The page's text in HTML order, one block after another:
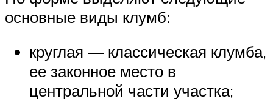
основные виды клумб:
круглая — классическая клумба,
ее законное место в
центральной части участка;